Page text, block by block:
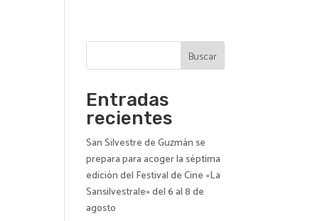
Buscar
Entradas
recientes
San Silvestre de Guzmán se
prepara para acoger la séptima
edición del Festival de Cine «La
Sansilvestrale» del 6 al 8 de
agosto